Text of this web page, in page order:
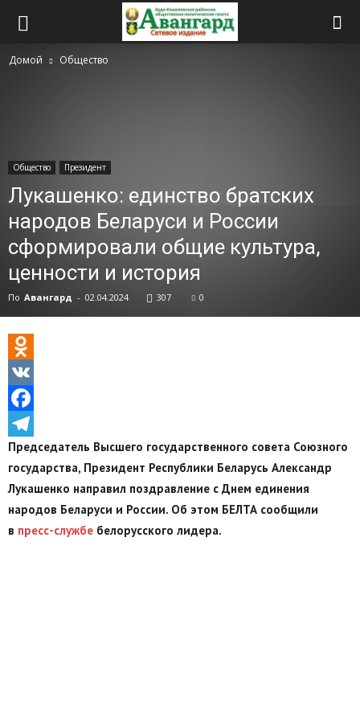
Домой Общество
Общество Президент
Лукашенко: единство братских
народов Беларуси и России
сформировали общие культура,
ценности и история
По Авангард - 02.04.2024 307 0
Odnoklassniki
VK
Facebook
Telegram
Председатель Высшего государственного совета Союзного
государства, Президент Республики Беларусь Александр
Лукашенко направил поздравление с Днем единения
народов Беларуси и России. Об этом БЕЛТА сообщили
в пресс-службе белорусского лидера.